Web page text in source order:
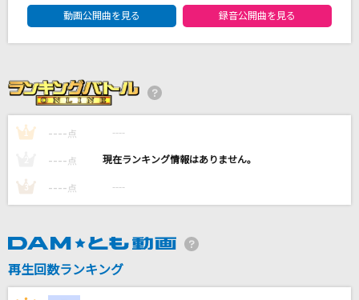
秦 基博
ささやかなレジスタンス
輝く月のように
Superfly
もっと見る
動画公開曲を見る 録音公開曲を見る
1 ---- 点 ----
---- 点 ----
3 ---- 点 ----
再生回数ランキング